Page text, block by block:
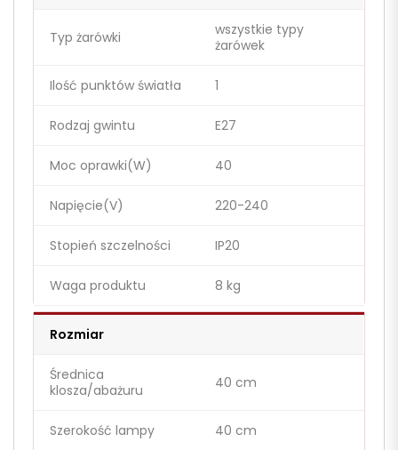
Typ żarówki
wszystkie typy
żarówek
Ilość punktów światła 1
Rodzaj gwintu E27
Moc oprawki(W) 40
Napięcie(V) 220-240
Stopień szczelności IP20
Waga produktu 8 kg
Rozmiar
Średnica
klosza/abażuru
40 cm
Szerokość lampy 40 cm